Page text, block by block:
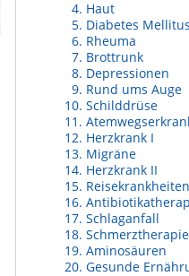
Haut
Diabetes Mellitus
Rheuma
Brottrunk
Depressionen
Rund ums Auge
Schilddrüse
Herzkrank I
Migräne
Herzkrank II
Reisekrankheiten
Schlaganfall
Schmerztherapie
Aminosäuren
Gesunde